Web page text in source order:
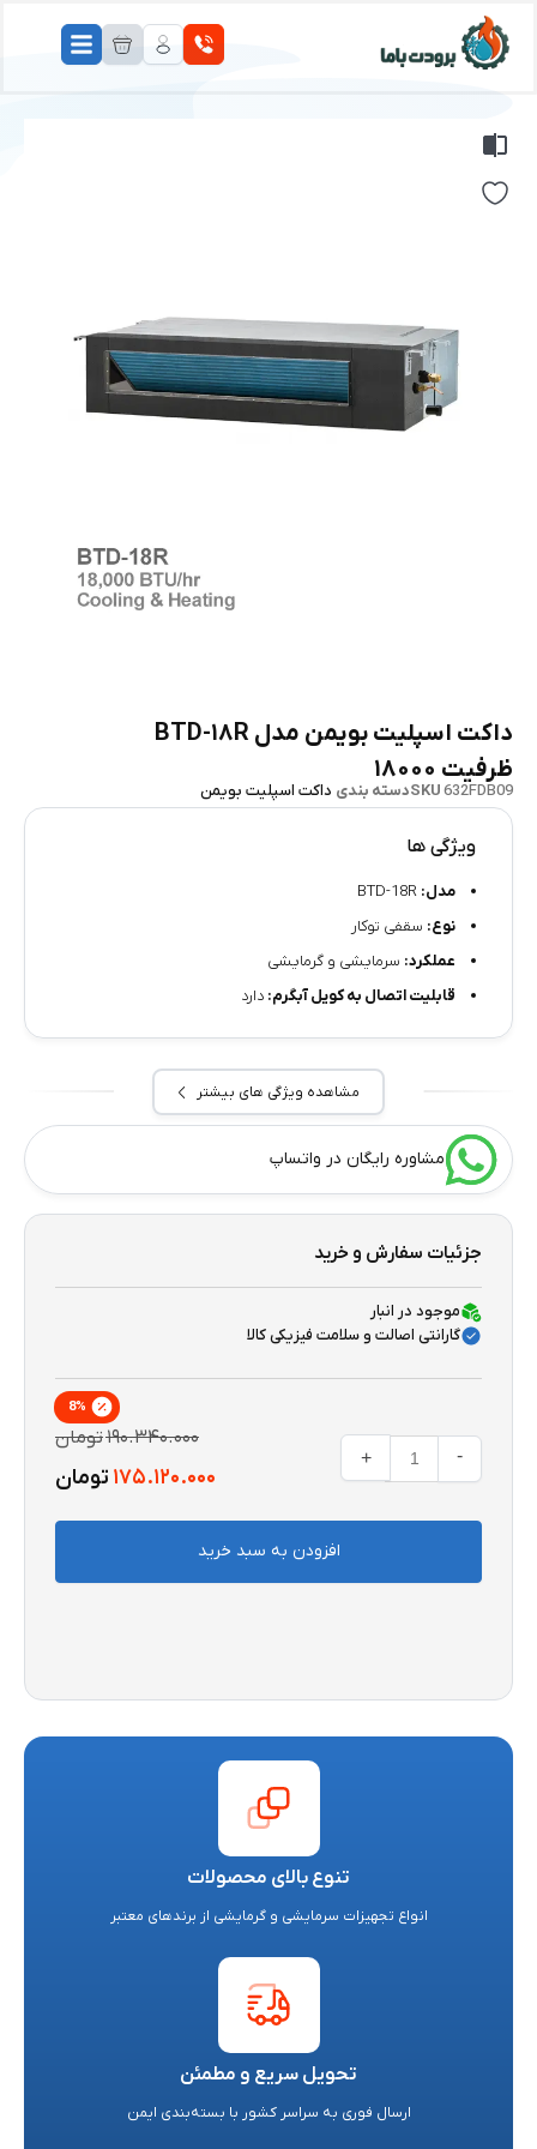
داکت اسپلیت بویمن مدل BTD-۱۸R
ظرفیت ۱۸۰۰۰
SKU632FDB09 دسته بندی داکت اسپلیت بویمن
ویژگی ها
مدل:
نوع: سقفی توکار
عملکرد: سرمایشی و گرمایشی
قابلیت اتصال به کویل آبگرم: دارد
مشاهده ویژگی های بیشتر
مشاوره رایگان در واتساپ
جزئیات سفارش و خرید
موجود در انبار
گارانتی اصالت و سلامت فیزیکی کالا
8%
۱۹۰.۳۴۰.۰۰۰تومان
۱۷۵.۱۲۰.۰۰۰ تومان
-
+
افزودن به سبد خرید
تنوع بالای محصولات
انواع تجهیزات سرمایشی و گرمایشی از برندهای معتبر
تحویل سریع و مطمئن
ارسال فوری به سراسر کشور با بسته‌بندی ایمن